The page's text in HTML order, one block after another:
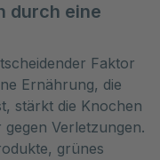
durch eine
Faktor
Ernährung, die
stärkt die Knochen
Verletzungen.
grünes